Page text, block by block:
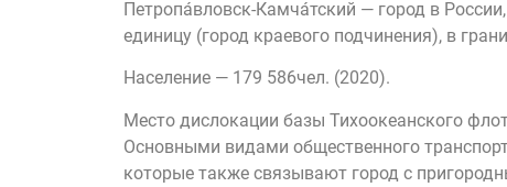
Петропа́вловск-Камча́тский — город в
единицу (город краевого подчинения), в
Население — 179 586чел. (2020).
Место дислокации базы Тихоокеанского
Основными видами общественного
которые также связывают город с